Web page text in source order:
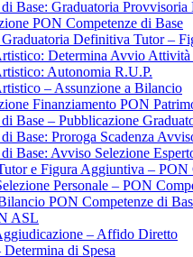
Base: Graduatoria
PON Competenze di Base
Definitiva Tutor –
Determina Avvio Attività
Autonomia R.U.P.
– Assunzione a Bilancio
Finanziamento PON
Base – Pubblicazione
Base: Proroga Scadenza
Base: Avviso Selezione
e Figura Aggiuntiva – PON
Personale – PON
PON Competenze di
ASL
– Affido Diretto
di Spesa